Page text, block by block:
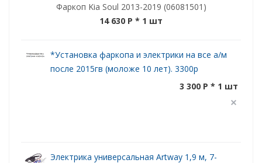
Фаркоп Kia Soul 2013-2019 (06081501)
14 630 P * 1 шт
*Установка фаркопа и электрики на все а/м
после 2015гв (моложе 10 лет). 3300р
3 300 P * 1 шт
Электрика универсальная Artway 1,9 м, 7-